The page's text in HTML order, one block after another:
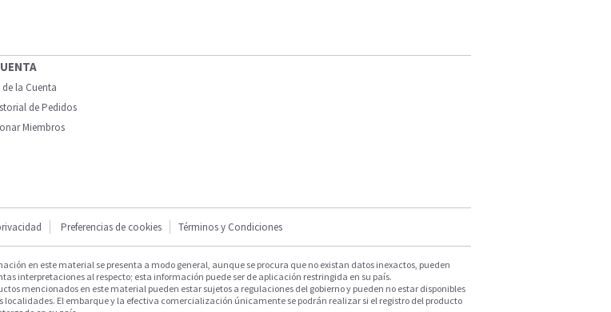
de la Cuenta
de Pedidos
Miembros
Preferencias de cookies Términos y Condiciones
en este material se presenta a modo general, aunque se procura que no existan datos inexactos, pueden
interpretaciones al respecto; esta información puede ser de aplicación restringida en su país.
mencionados en este material pueden estar sujetos a regulaciones del gobierno y pueden no estar disponibles
localidades. El embarque y la efectiva comercialización únicamente se podrán realizar si el registro del producto